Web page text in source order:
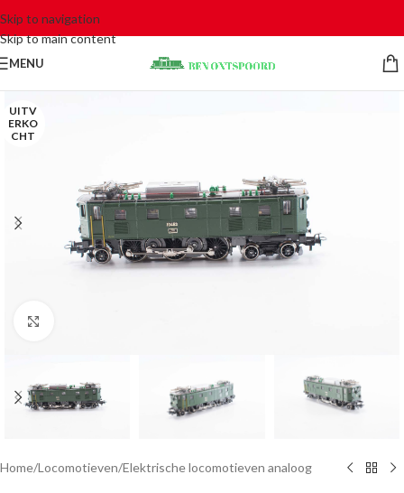
Skip to navigation
Skip to main content
MENU
UITV
ERKO
CHT
Home/Locomotieven/Elektrische locomotieven analoog